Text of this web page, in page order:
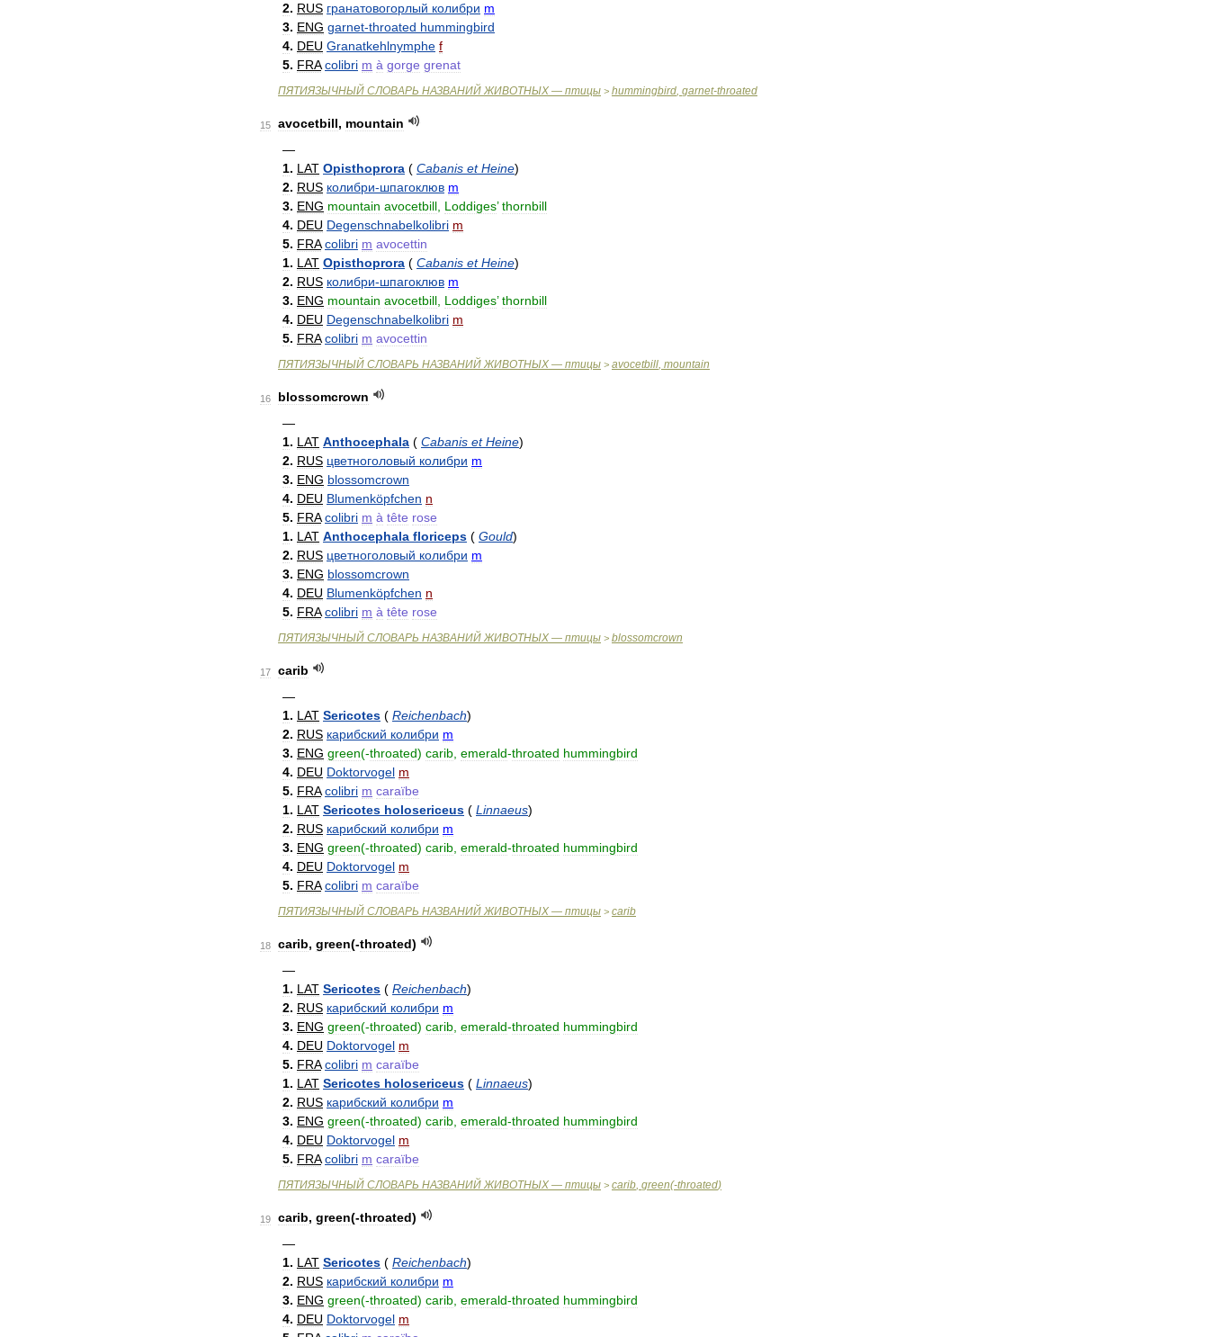
2. RUS гранатовогорлый колибри m
3. ENG garnet-throated hummingbird
4. DEU Granatkehlnymphe f
5. FRA colibri m à gorge grenat
ПЯТИЯЗЫЧНЫЙ СЛОВАРЬ НАЗВАНИЙ ЖИВОТНЫХ — птицы > hummingbird, garnet-throated
15 avocetbill, mountain
—
1. LAT Opisthoprora ( Cabanis et Heine)
2. RUS колибри-шпагоклюв m
3. ENG mountain avocetbill Loddiges’thornbill
4. DEU Degenschnabelkolibri m
5. FRA colibri m avocettin
1. LAT Opisthoprora ( Cabanis et Heine)
2. RUS колибри-шпагоклюв m
3. ENG mountain avocetbill Loddiges’thornbill
4. DEU Degenschnabelkolibri m
5. FRA colibri m avocettin
ПЯТИЯЗЫЧНЫЙ СЛОВАРЬ НАЗВАНИЙ ЖИВОТНЫХ — птицы > avocetbill, mountain
16
blossomcrown
—
1. LAT Anthocephala ( Cabanis et Heine)
2. RUS цветноголовый колибри m
3. ENG blossomcrown
4. DEU Blumenköpfchen n
5. FRA colibri m à tête rose
1. LAT Anthocephala floriceps ( Gould)
2. RUS цветноголовый колибри m
3. ENG blossomcrown
4. DEU Blumenköpfchen n
5. FRA colibri m à tête rose
ПЯТИЯЗЫЧНЫЙ СЛОВАРЬ НАЗВАНИЙ ЖИВОТНЫХ — птицы > blossomcrown
17
carib
—
1. LAT Sericotes ( Reichenbach)
2. RUS карибский колибри m
3. ENG green(-throated) carib emerald-throated hummingbird
4. DEU Doktorvogel m
5. FRA colibri m caraïbe
1. LAT Sericotes holosericeus ( Linnaeus)
2. RUS карибский колибри m
3. ENG green(-throated) carib emerald-throated hummingbird
4. DEU Doktorvogel m
5. FRA colibri m caraïbe
ПЯТИЯЗЫЧНЫЙ СЛОВАРЬ НАЗВАНИЙ ЖИВОТНЫХ — птицы > carib
18 carib, green(-throated)
—
1. LAT Sericotes ( Reichenbach)
2. RUS карибский колибри m
3. ENG green(-throated) carib emerald-throated hummingbird
4. DEU Doktorvogel m
5. FRA colibri m caraïbe
1. LAT Sericotes holosericeus ( Linnaeus)
2. RUS карибский колибри m
3. ENG green(-throated) carib emerald-throated hummingbird
4. DEU Doktorvogel m
5. FRA colibri m caraïbe
ПЯТИЯЗЫЧНЫЙ СЛОВАРЬ НАЗВАНИЙ ЖИВОТНЫХ — птицы > carib, green(-throated)
19 carib, green(-throated)
—
1. LAT Sericotes ( Reichenbach)
2. RUS карибский колибри m
3. ENG green(-throated) carib emerald-throated hummingbird
4. DEU Doktorvogel m